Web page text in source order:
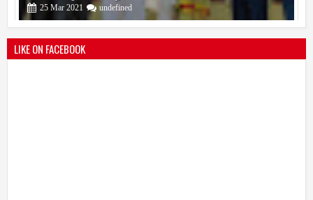
LIKE ON FACEBOOK